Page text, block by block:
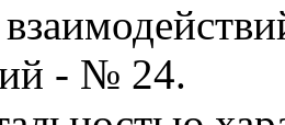
- № 24.